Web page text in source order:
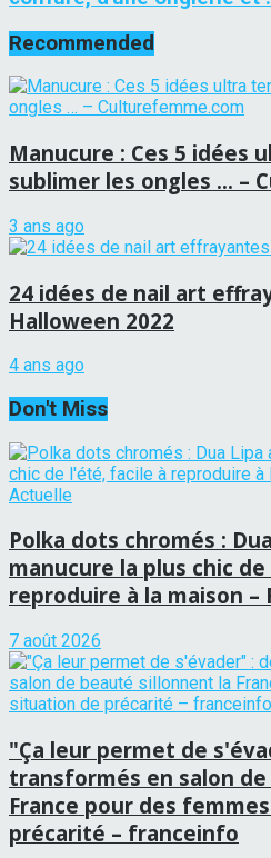
Recommended
Manucure : Ces 5 idées
sublimer les ongles … –
3 ans ago
24 idées de nail art
Halloween 2022
4 ans ago
Don't Miss
Polka dots chromés :
manucure la plus chic
reproduire à la maison –
7 août 2026
"Ça leur permet de
transformés en salon
France pour des
précarité – franceinfo